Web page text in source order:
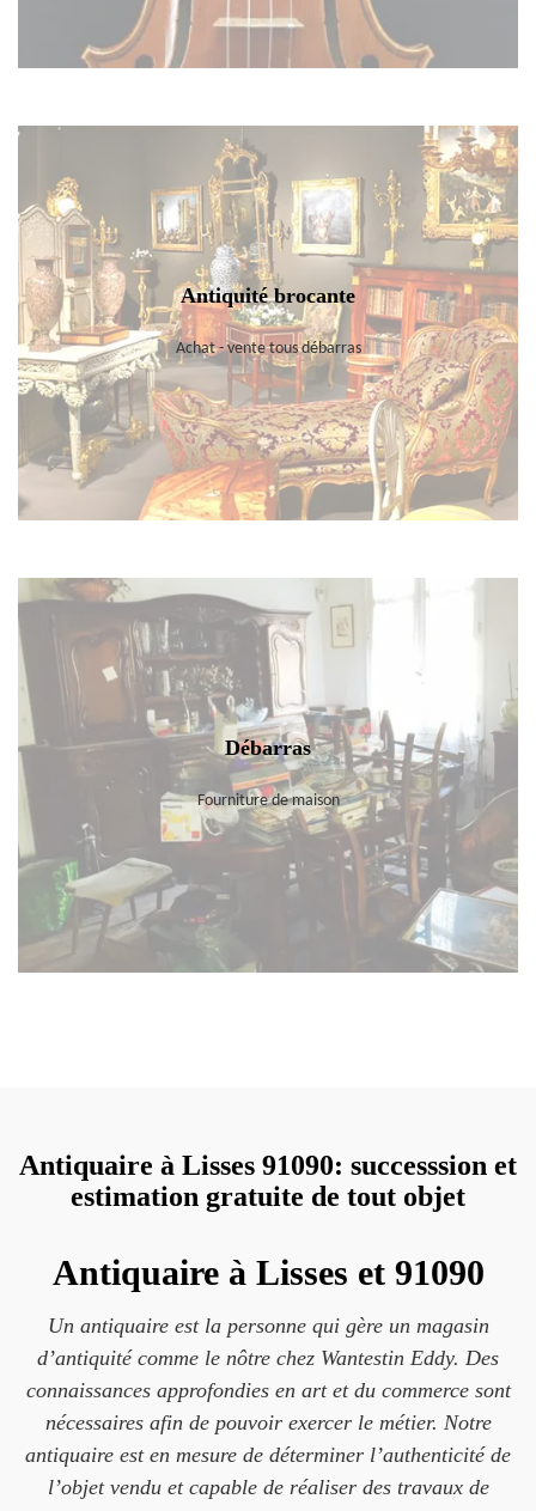
Antiquité brocante
Achat - vente tous débarras
Débarras
Fourniture de maison
Antiquaire à Lisses 91090: successsion et
estimation gratuite de tout objet
Antiquaire à Lisses et 91090
Un antiquaire est la personne qui gère un magasin
d’antiquité comme le nôtre chez Wantestin Eddy. Des
connaissances approfondies en art et du commerce sont
nécessaires afin de pouvoir exercer le métier. Notre
antiquaire est en mesure de déterminer l’authenticité de
l’objet vendu et capable de réaliser des travaux de